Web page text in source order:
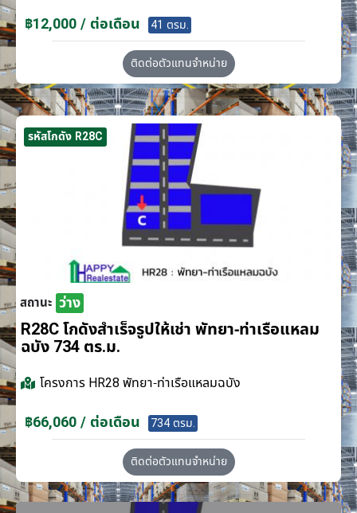
฿12,000 / ต่อเดือน 41 ตรม.
ติดต่อตัวแทนจำหน่าย
รหัสโกดัง R28C
สถานะ ว่าง
R28C โกดังสำเร็จรูปให้เช่า พัทยา-ท่าเรือแหลม
ฉบัง 734 ตร.ม.
โครงการ HR28 พัทยา-ท่าเรือแหลมฉบัง
฿66,060 / ต่อเดือน 734 ตรม.
ติดต่อตัวแทนจำหน่าย